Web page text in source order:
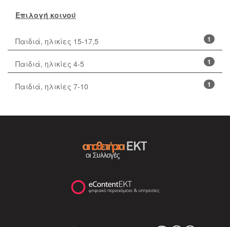
Επιλογή κοινού
1
Παιδιά, ηλικίες 15-17,5
1
Παιδιά, ηλικίες 4-5
1
Παιδιά, ηλικίες 7-10